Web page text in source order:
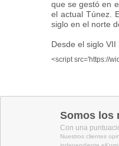
que se gestó en
el actual Túnez.
siglo en el norte
Desde el siglo
<script src='https://
Somos los
Con una
Nuestros clientes